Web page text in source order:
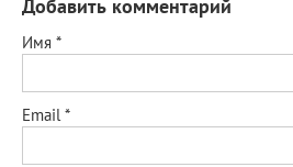
Добавить комментарий
Имя *
Email*